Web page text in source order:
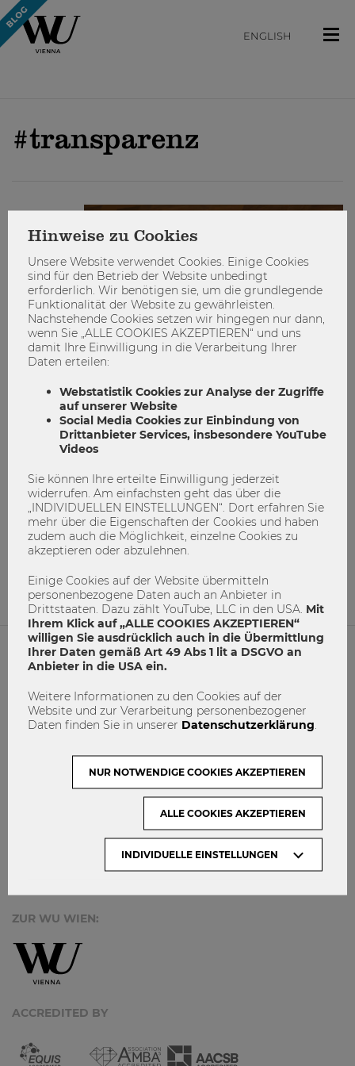
ENGLISH
#transparenz
Wie viel verdienst du eigentlich?
Diskussion Gehalt
Gender-Pay-Gap
Transparenz
WU Matters
NETIQUETTE
IMPRESSUM
MACH MIT!
DATENSCHUTZ
ZUR WU WIEN:
ACCREDITED BY
Hinweise zu Cookies
Unsere Website verwendet Cookies. Einige Cookies
sind für den Betrieb der Website unbedingt
erforderlich. Wir benötigen sie, um die grundlegende
Funktionalität der Website zu gewährleisten.
Nachstehende Cookies setzen wir hingegen nur dann,
wenn Sie „ALLE COOKIES AKZEPTIEREN“ und uns
damit Ihre Einwilligung in die Verarbeitung Ihrer
Daten erteilen:
Webstatistik Cookies zur Analyse der Zugriffe
auf unserer Website
Social Media Cookies zur Einbindung von
Drittanbieter Services, insbesondere YouTube
Videos
Sie können Ihre erteilte Einwilligung jederzeit
widerrufen. Am einfachsten geht das über die
„INDIVIDUELLEN EINSTELLUNGEN“. Dort erfahren Sie
mehr über die Eigenschaften der Cookies und haben
zudem auch die Möglichkeit, einzelne Cookies zu
akzeptieren oder abzulehnen.
Einige Cookies auf der Website übermitteln
personenbezogene Daten auch an Anbieter in
Drittstaaten. Dazu zählt YouTube, LLC in den USA. Mit
Ihrem Klick auf „ALLE COOKIES AKZEPTIEREN“
willigen Sie ausdrücklich auch in die Übermittlung
Ihrer Daten gemäß Art 49 Abs 1 lit a DSGVO an
Anbieter in die USA ein.
Weitere Informationen zu den Cookies auf der
Website und zur Verarbeitung personenbezogener
Daten finden Sie in unserer Datenschutzerklärung
INDIVIDUELLE EINSTELLUNGEN
NUR NOTWENDIGE COOKIES AKZEPTIEREN
ALLE COOKIES AKZEPTIEREN